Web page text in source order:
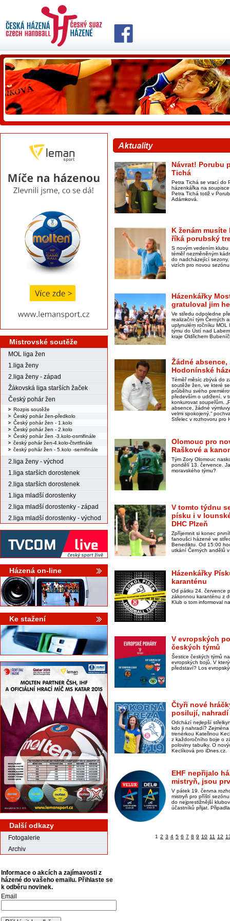
Mistrovské soutěže
MOL liga žen
1.liga ženy
2.liga ženy - západ
Žákovská liga starších žaček
Český pohár žen
Rozpis soutěže
Český pohár žen-předkolo
Český pohár žen - 1.kolo
Český pohár žen - 2.kolo
Český pohár žen -3.kolo-osmifinále
český pohár žen-4.kolo-čtvrtfinále
český pohár žen - 5.kolo -semifinále
2.liga ženy - východ
1.liga starších dorostenek
2.liga starších dorostenek
1.liga mladší dorostenky
2.liga mladší dorostenky - západ
2.liga mladší dorostenky - východ
Házená on-line
Ke stažení
Další odkazy
Fotogalerie
Archiv
Informace o akcích a zajímavosti z
házené do vašeho emailu. Přihlaste se
k odběru novinek.
Email
Návrat! Porubu
Tichá
Petra Tichá se vrací do
házenkářka na
Petra Tichá totiž v
Adámková.
K ženám
říká porubský
S novým vedením
téměř nezměněným
do nadcházející
vizích pro novou
Házenkářky
gratuloval jim
Ve středu odpoledne
realizační tým Černých
uplynulém ročníku MOL
týmu do Ústí nad
kraje Oldřichem
Žádné absence,
Hodonínské
Téměř měsíc zbývá do
soutěže žen, ve které
průběhu svého
především o udržení, v
konkurovat soupeřům.
absence, žádné
velmi spokojený,“
Střelec v rozhovoru pro
Olomouc pro
Raškové a
Tým Zory Olomouc
pondělí 13. července.
moravského týmu?
V tomto týdnu
písku i v
DHC Plzeň
Zpříjemnit si konec
fanoušci házené ve
Benediktu. Od 15:00
utkání Černých andělů
Házenkářky
karanténu
Od pátku 24. července
zákonnou karanténu z
Klub o tom informoval
V evropských
českých týmů
Šestice českých týmů
evropských bojů. V
představí? Los
Čtyři nové
posilují,
Odchází nejlepší
kdo ji nahradí?
trenérkou Kateřinou
z každoročního boje o
poloviny tabulky. O
Keclíková pro iDnes.cz.
EHF nepřijalo
mistryň, jsou
V pátek 19. června
mistryň pro příští
do nejprestižnější
účastníků přijat.
1 2 3 4 5 6 7 8 9 10 11 12